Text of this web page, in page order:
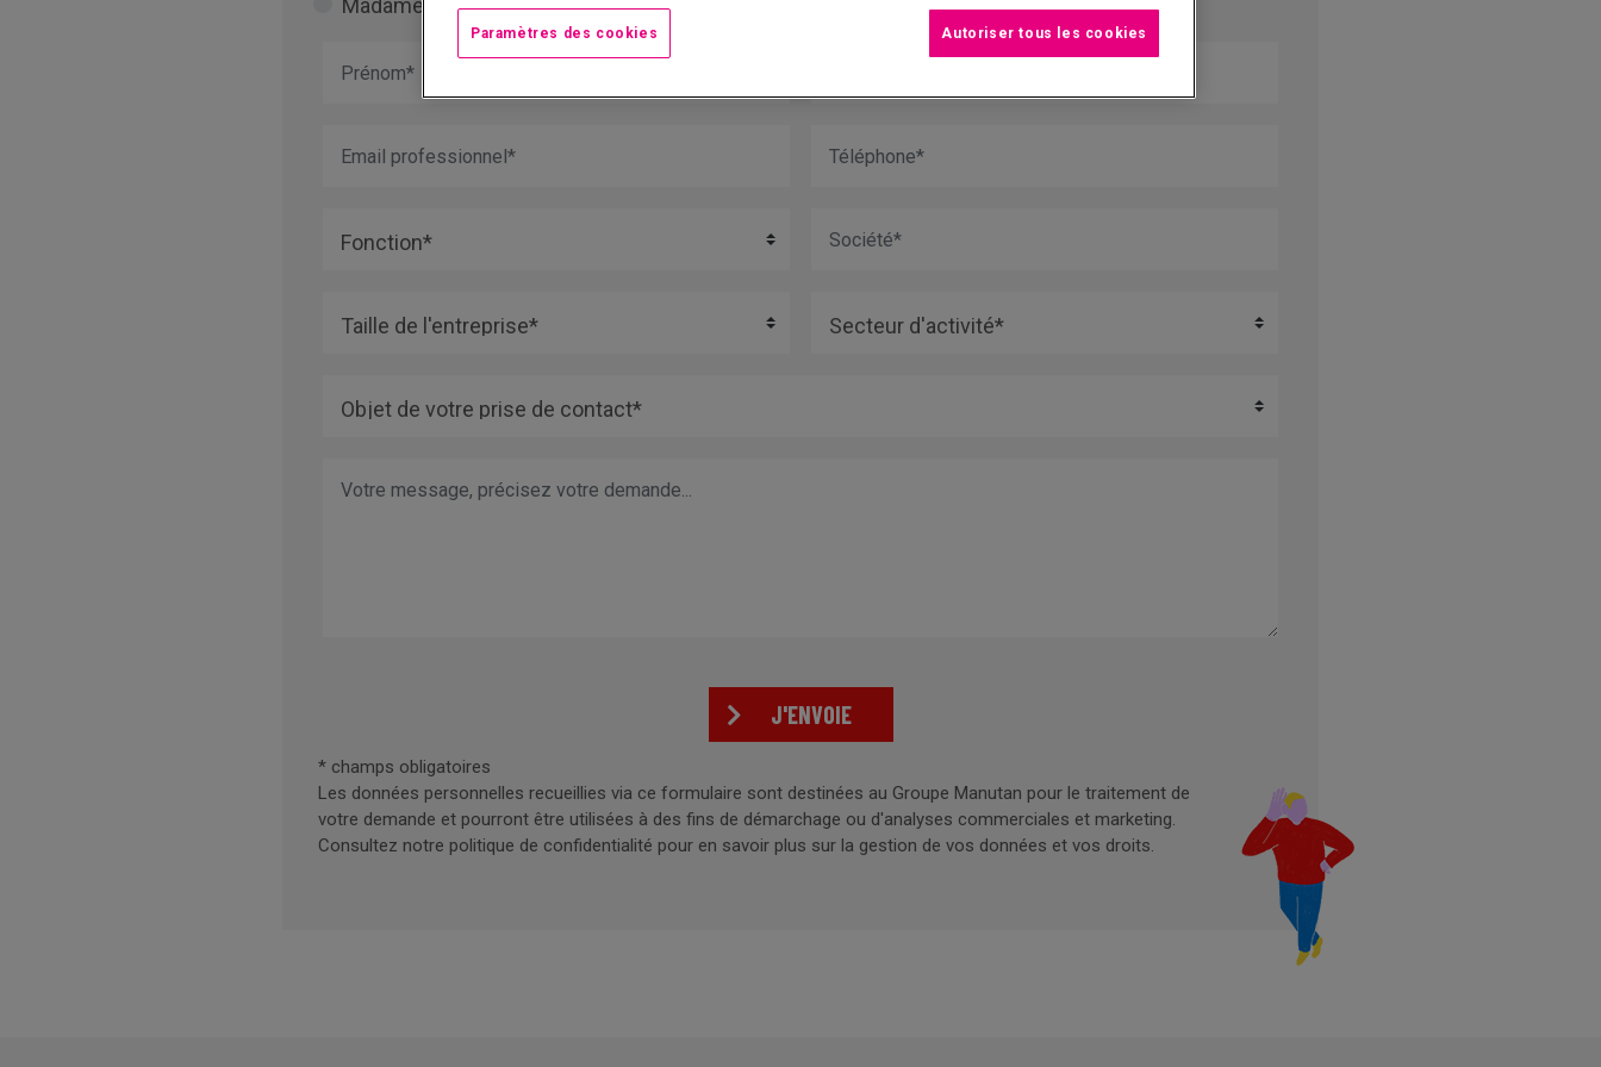
Madame Monsieur
J'ENVOIE
* champs obligatoires
Les données personnelles recueillies via ce formulaire sont destinées au Groupe Manutan pour le traitement de
votre demande et pourront être utilisées à des fins de démarchage ou d'analyses commerciales et marketing.
Consultez notre politique de confidentialité pour en savoir plus sur la gestion de vos données et vos droits.
Autoriser tous les cookies
Paramètres des cookies